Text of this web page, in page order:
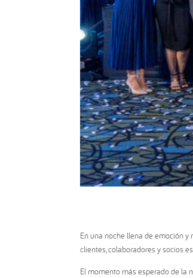
En una noche llena de emoción
clientes, colaboradores y socios
El momento más esperado de la